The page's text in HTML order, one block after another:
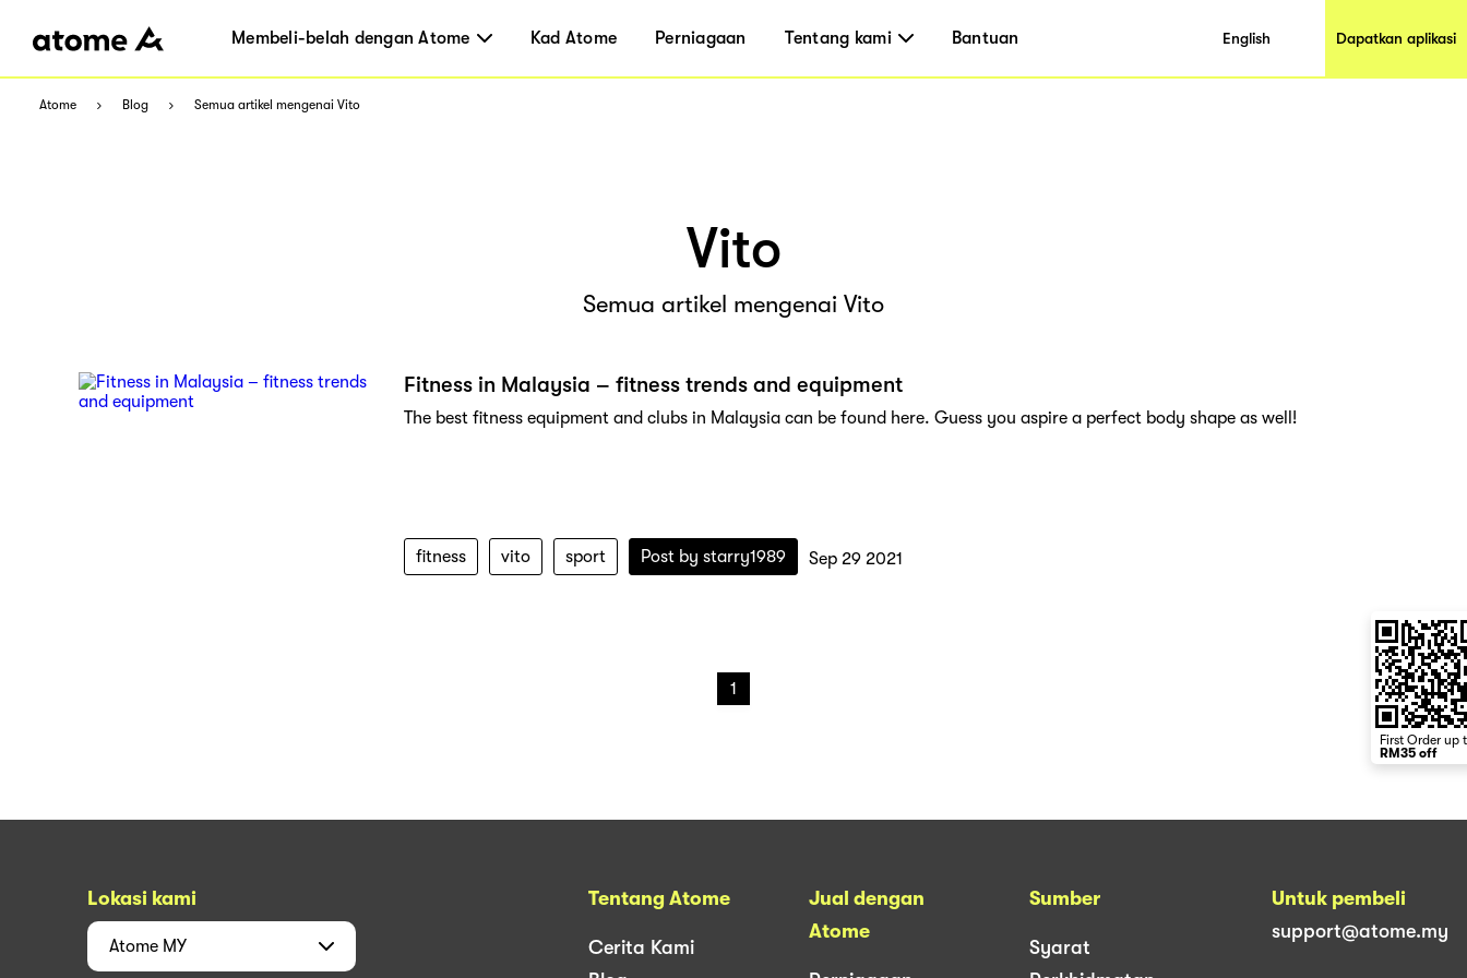
Membeli-belah dengan Atome Kad Atome Perniagaan Tentang kami Bantuan English Dapatkan aplikasi
Atome Blog Semua artikel mengenai Vito
Vito
Semua artikel mengenai Vito
Fitness in Malaysia – fitness trends and equipment
The best fitness equipment and clubs in Malaysia can be found here. Guess you aspire a perfect body shape as well!
fitness vito sport Post by starry1989 Sep 29 2021
1
First Order up
RM35 off
Lokasi kami
Atome MY
Tentang Atome
Cerita Kami
Jual dengan
Atome
Sumber
Syarat
Untuk pembeli
support@atome.my